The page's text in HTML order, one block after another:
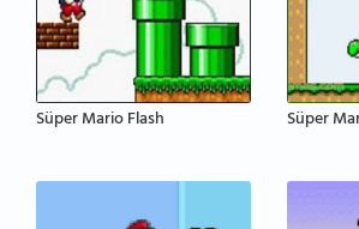
Süper Mario Flash Süper